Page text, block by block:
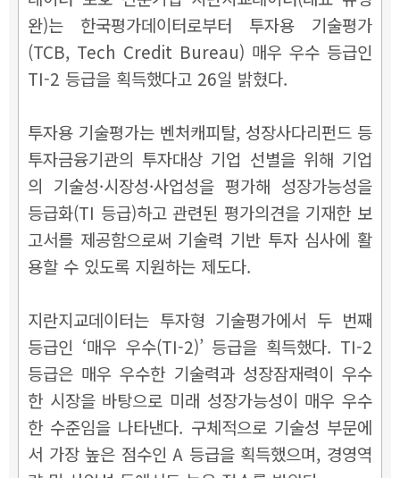
완)는 한국평가데이터로부터 투자용 기술평가
(TCB, Tech Credit Bureau) 매우 우수 등급인
TI-2 등급을 획득했다고 26일 밝혔다.
투자용 기술평가는 벤처캐피탈, 성장사다리펀드 등
투자금융기관의 투자대상 기업 선별을 위해 기업
의 기술성·시장성·사업성을 평가해 성장가능성을
등급화(TI 등급)하고 관련된 평가의견을 기재한 보
고서를 제공함으로써 기술력 기반 투자 심사에 활
용할 수 있도록 지원하는 제도다.
지란지교데이터는 투자형 기술평가에서 두 번째
등급인 ‘매우 우수(TI-2)’ 등급을 획득했다. TI-2
등급은 매우 우수한 기술력과 성장잠재력이 우수
한 시장을 바탕으로 미래 성장가능성이 매우 우수
한 수준임을 나타낸다. 구체적으로 기술성 부문에
서 가장 높은 점수인 A 등급을 획득했으며, 경영역